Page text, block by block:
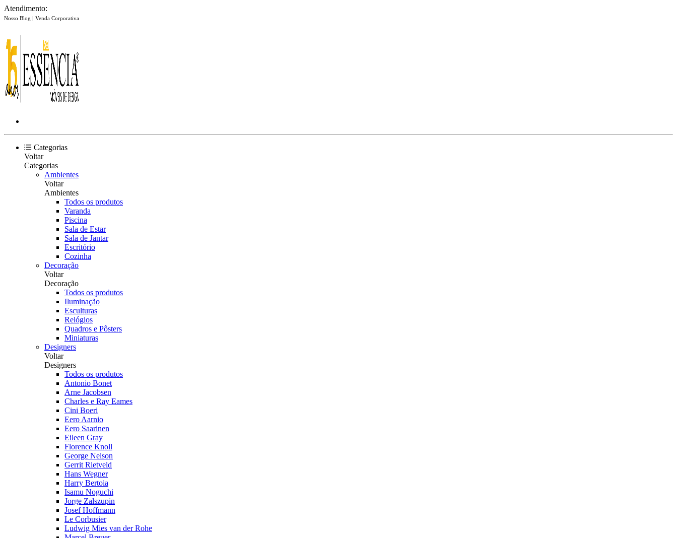
Atendimento:
Nosso Blog | Venda Corporativa
Categorias
Voltar
Categorias
Ambientes
Voltar
Ambientes
Todos os produtos
Varanda
Piscina
Sala de Estar
Sala de Jantar
Escritório
Cozinha
Decoração
Voltar
Decoração
Todos os produtos
Iluminação
Esculturas
Relógios
Quadros e Pôsters
Miniaturas
Designers
Voltar
Designers
Todos os produtos
Antonio Bonet
Arne Jacobsen
Charles e Ray Eames
Cini Boeri
Eero Aarnio
Eero Saarinen
Eileen Gray
Florence Knoll
George Nelson
Gerrit Rietveld
Hans Wegner
Harry Bertoia
Isamu Noguchi
Jorge Zalszupin
Josef Hoffmann
Le Corbusier
Ludwig Mies van der Rohe